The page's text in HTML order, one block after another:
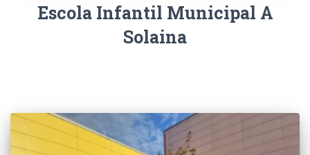
Escola Infantil Municipal A
Solaina